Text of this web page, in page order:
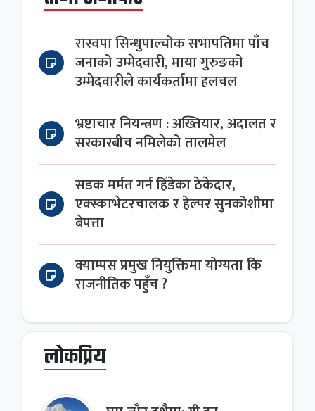
रास्वपा सिन्धुपाल्चोक सभापतिमा पाँच
जनाको उम्मेदवारी, माया गुरुङको
उम्मेदवारीले कार्यकर्तामा हलचल
भ्रष्टाचार नियन्त्रण : अख्तियार, अदालत र
सरकारबीच नमिलेको तालमेल
सडक मर्मत गर्न हिँडेका ठेकेदार,
एक्स्काभेटरचालक र हेल्पर सुनकोशीमा
बेपत्ता
क्याम्पस प्रमुख नियुक्तिमा योग्यता कि
राजनीतिक पहुँच ?
लोकप्रिय